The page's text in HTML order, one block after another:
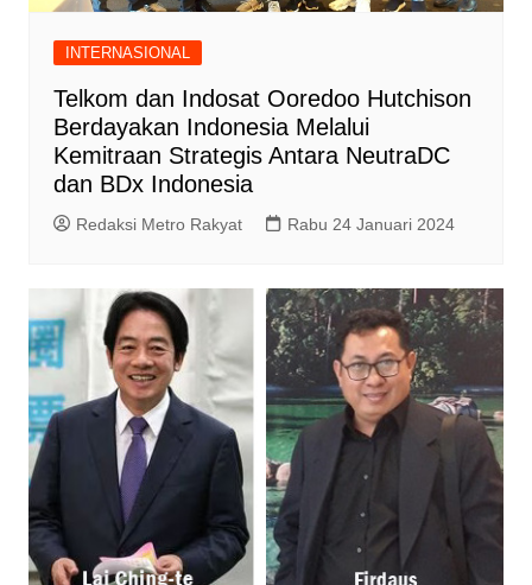
INTERNASIONAL
Telkom dan Indosat Ooredoo Hutchison
Berdayakan Indonesia Melalui
Kemitraan Strategis Antara NeutraDC
dan BDx Indonesia
Redaksi Metro Rakyat Rabu 24 Januari 2024